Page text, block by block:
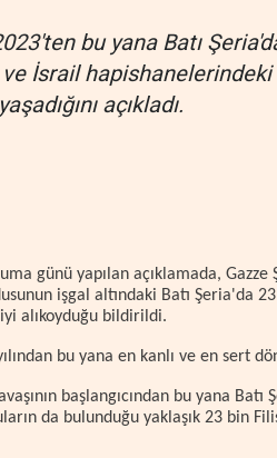
bu yana Batı
ve İsrail
açıkladı.
günü yapılan açıklamada, Gazze
işgal altındaki Batı Şeria'da
alıkoyduğu bildirildi.
bu yana en kanlı ve en sert
başlangıcından bu yana Batı
da bulunduğu yaklaşık 23 bin